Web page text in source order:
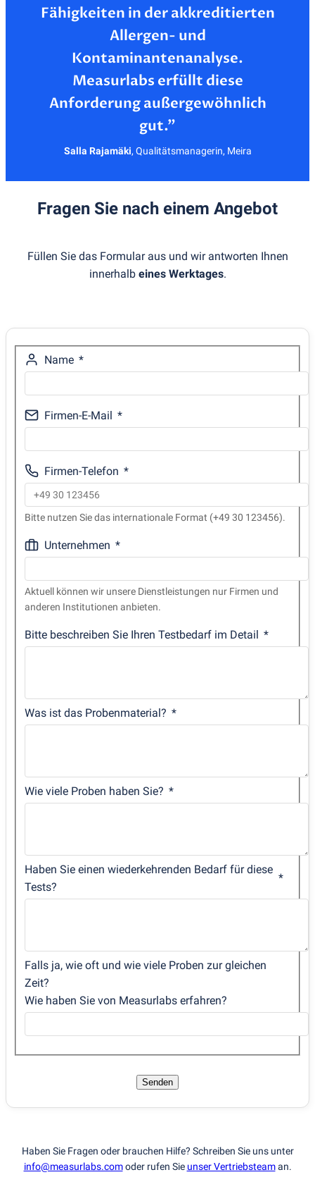
Fähigkeiten in der akkreditierten
Allergen- und
Kontaminantenanalyse.
Measurlabs erfüllt diese
Anforderung außergewöhnlich
Salla Rajamäki, Qualitätsmanagerin, Meira
Fragen Sie nach einem Angebot
Füllen Sie das Formular aus und wir antworten Ihnen
innerhalb eines Werktages.
Name
Firmen-E-Mail
Firmen-Telefon
Bitte nutzen Sie das internationale Format (+49 30 123456).
Unternehmen
Aktuell können wir unsere Dienstleistungen nur Firmen und
anderen Institutionen anbieten.
Bitte beschreiben Sie Ihren Testbedarf im Detail
Was ist das Probenmaterial?
Wie viele Proben haben Sie?
Haben Sie einen wiederkehrenden Bedarf für diese
Tests?
Falls ja, wie oft und wie viele Proben zur gleichen
Zeit?
Wie haben Sie von Measurlabs erfahren?
Senden
Haben Sie Fragen oder brauchen Hilfe? Schreiben Sie uns unter
info@measurlabs.comoder rufen Sie unser Vertriebsteaman.